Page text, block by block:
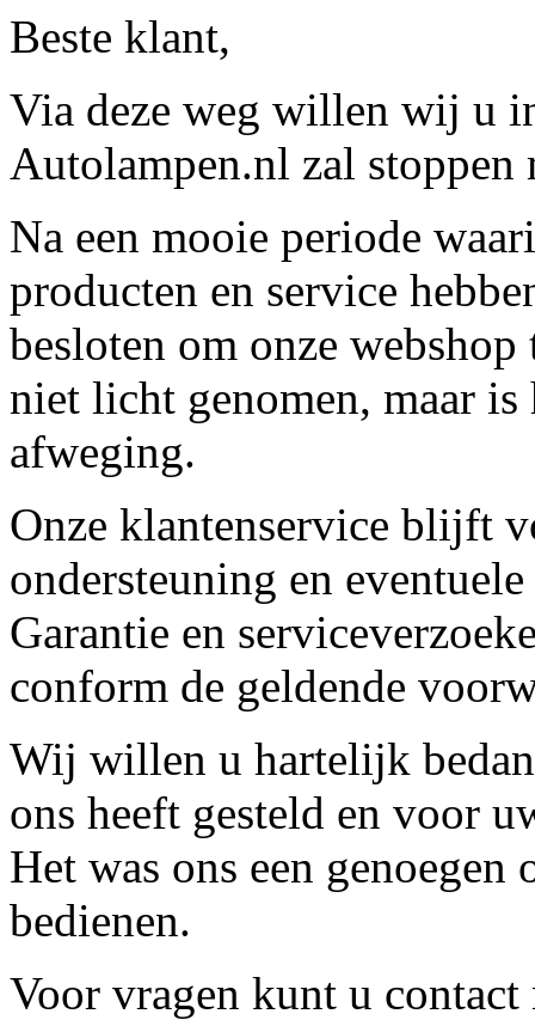
Beste klant,
Via deze weg willen wij u
Autolampen.nl zal stoppen
Na een mooie periode
producten en service
besloten om onze
niet licht genomen, maar
afweging.
Onze klantenservice blijft
ondersteuning en
Garantie en
conform de geldende
Wij willen u hartelijk
ons heeft gesteld en voor
Het was ons een
bedienen.
Voor vragen kunt u contact